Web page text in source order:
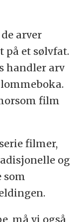
arver
på et sølvfat.
handler arv
film
filmer,
og
må vi også